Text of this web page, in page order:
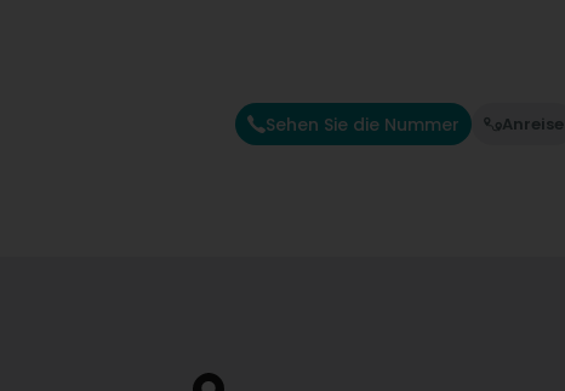
Sehen Sie die Nummer Anreise